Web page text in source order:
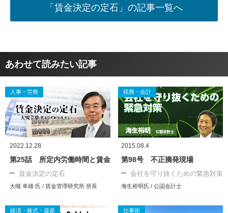
「賃金決定の定石」の記事一覧へ
あわせて読みたい記事
人事・労務
2022.12.28
第25話 所定内労働時間と賃金
賃金決定の定石
大槻 幸雄 氏 / 賃金管理研究所 所長
税務・会計
2015.08.4
第98号 不正摘発現場
会社を守り抜くための緊急対策
海生裕明氏 / 公認会計士
経済・株式・資産 仕事術